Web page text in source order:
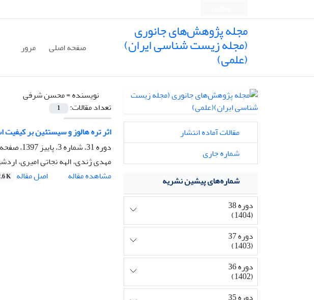
مجله پژوهش‌های جانوری
(مجله زیست شناسی ایران)
(علمی) صفحه اصلی مرور
نویسنده =محسن شرفی
تعداد مقالات:
1
اثر تره هالوز و سیستئین بر کیفیت
دوره 31، شماره 3، پاییز 1397، صفحه
مهدی ژندی، الهه نجاتی امیری،
مشاهده مقاله
اصل مقاله K
مقالات آماده انتشار
شماره جاری
شماره‌های پیشین نشریه
دوره 38
(1404)
دوره 37
(1403)
دوره 36
(1402)